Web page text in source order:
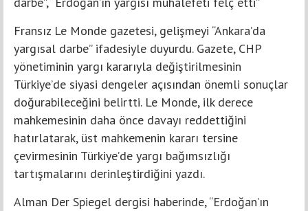
Fransız Le Monde gazetesi, gelişmeyi “Ankara’da
yargısal darbe” ifadesiyle duyurdu. Gazete, CHP
yönetiminin yargı kararıyla değiştirilmesinin
Türkiye’de siyasi dengeler açısından önemli sonuçlar
doğurabileceğini belirtti. Le Monde, ilk derece
mahkemesinin daha önce davayı reddettiğini
hatırlatarak, üst mahkemenin kararı tersine
çevirmesinin Türkiye’de yargı bağımsızlığı
tartışmalarını derinleştirdiğini yazdı.
Alman Der Spiegel dergisi haberinde, “Erdoğan’ın